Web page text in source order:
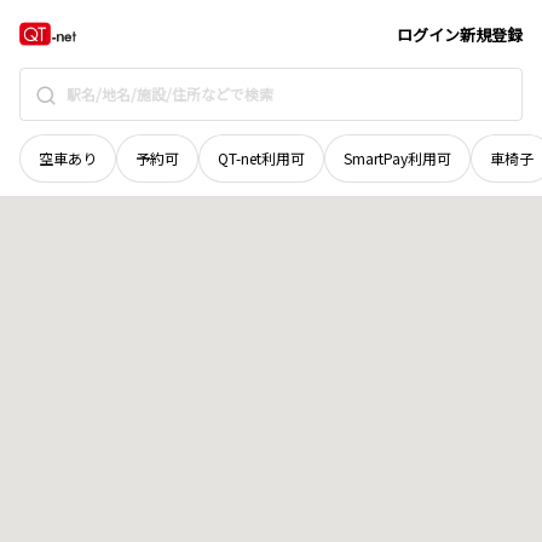
ログイン新規登録
空車あり 予約可 QT-net利用可 SmartPay利用可 車椅子
岩手県